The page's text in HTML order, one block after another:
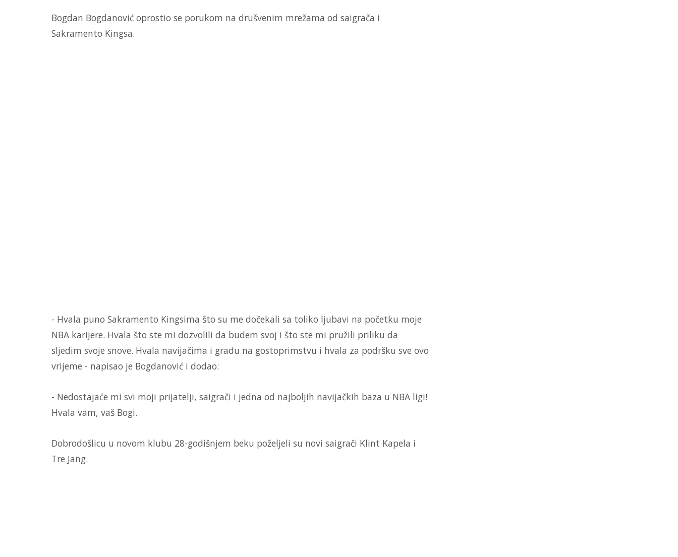
Bogdan Bogdanović oprostio se porukom na drušvenim mrežama od saigrača i
Sakramento Kingsa.
- Hvala puno Sakramento Kingsima što su me dočekali sa toliko ljubavi na početku moje
NBA karijere. Hvala što ste mi dozvolili da budem svoj i što ste mi pružili priliku da
sljedim svoje snove. Hvala navijačima i gradu na gostoprimstvu i hvala za podršku sve ovo
vrijeme - napisao je Bogdanović i dodao:
- Nedostajaće mi svi moji prijatelji, saigrači i jedna od najboljih navijačkih baza u NBA ligi!
Hvala vam, vaš Bogi.
Dobrodošlicu u novom klubu 28-godišnjem beku poželjeli su novi saigrači Klint Kapela i
Tre Jang.